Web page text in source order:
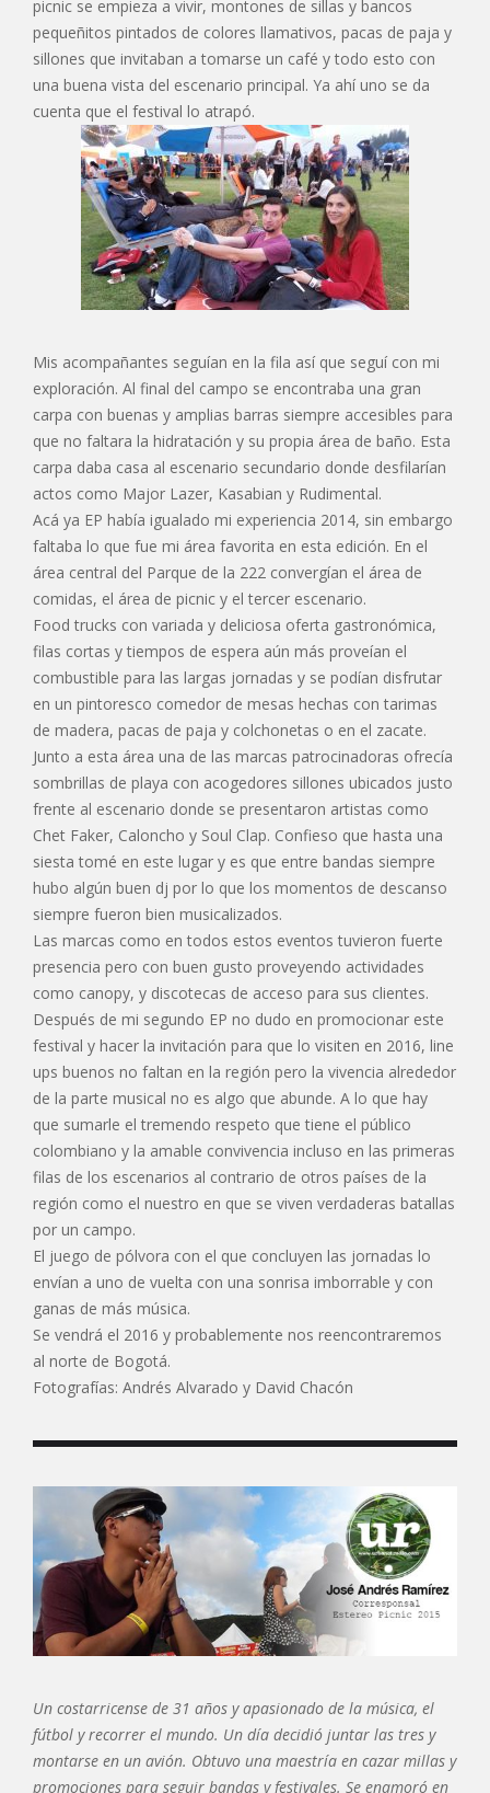
picnic se empieza a vivir, montones de sillas y bancos
pequeñitos pintados de colores llamativos, pacas de paja y
sillones que invitaban a tomarse un café y todo esto con
una buena vista del escenario principal. Ya ahí uno se da
cuenta que el festival lo atrapó.
Mis acompañantes seguían en la fila así que seguí con mi
exploración. Al final del campo se encontraba una gran
carpa con buenas y amplias barras siempre accesibles para
que no faltara la hidratación y su propia área de baño. Esta
carpa daba casa al escenario secundario donde desfilarían
actos como Major Lazer, Kasabian y Rudimental.
Acá ya EP había igualado mi experiencia 2014, sin embargo
faltaba lo que fue mi área favorita en esta edición. En el
área central del Parque de la 222 convergían el área de
comidas, el área de picnic y el tercer escenario.
Food trucks con variada y deliciosa oferta gastronómica,
filas cortas y tiempos de espera aún más proveían el
combustible para las largas jornadas y se podían disfrutar
en un pintoresco comedor de mesas hechas con tarimas
de madera, pacas de paja y colchonetas o en el zacate.
Junto a esta área una de las marcas patrocinadoras ofrecía
sombrillas de playa con acogedores sillones ubicados justo
frente al escenario donde se presentaron artistas como
Chet Faker, Caloncho y Soul Clap. Confieso que hasta una
siesta tomé en este lugar y es que entre bandas siempre
hubo algún buen dj por lo que los momentos de descanso
siempre fueron bien musicalizados.
Las marcas como en todos estos eventos tuvieron fuerte
presencia pero con buen gusto proveyendo actividades
como canopy, y discotecas de acceso para sus clientes.
Después de mi segundo EP no dudo en promocionar este
festival y hacer la invitación para que lo visiten en 2016, line
ups buenos no faltan en la región pero la vivencia alrededor
de la parte musical no es algo que abunde. A lo que hay
que sumarle el tremendo respeto que tiene el público
colombiano y la amable convivencia incluso en las primeras
filas de los escenarios al contrario de otros países de la
región como el nuestro en que se viven verdaderas batallas
por un campo.
El juego de pólvora con el que concluyen las jornadas lo
envían a uno de vuelta con una sonrisa imborrable y con
ganas de más música.
Se vendrá el 2016 y probablemente nos reencontraremos
al norte de Bogotá.
Fotografías: Andrés Alvarado y David Chacón
Un costarricense de 31 años y apasionado de la música, el
fútbol y recorrer el mundo. Un día decidió juntar las tres y
montarse en un avión. Obtuvo una maestría en cazar millas y
promociones para seguir bandas y festivales. Se enamoró en